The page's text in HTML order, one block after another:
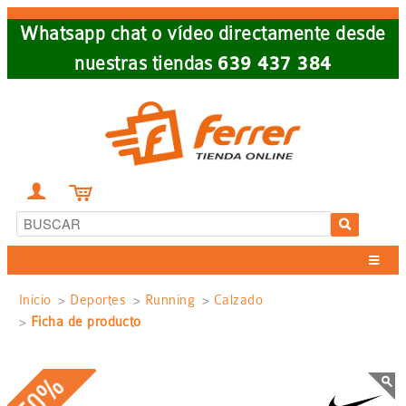
Skip
Whatsapp chat o vídeo directamente desde
nuestras tiendas 639 437 384
 
Sobrescribir
de
Inicio Deportes Running
Calzado
Ficha de producto